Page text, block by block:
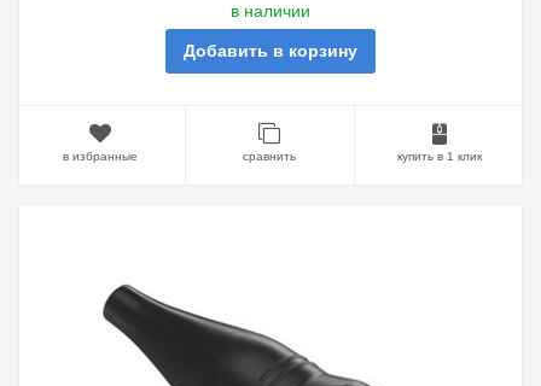
в наличии
Добавить в корзину
в избранные сравнить купить в 1 клик